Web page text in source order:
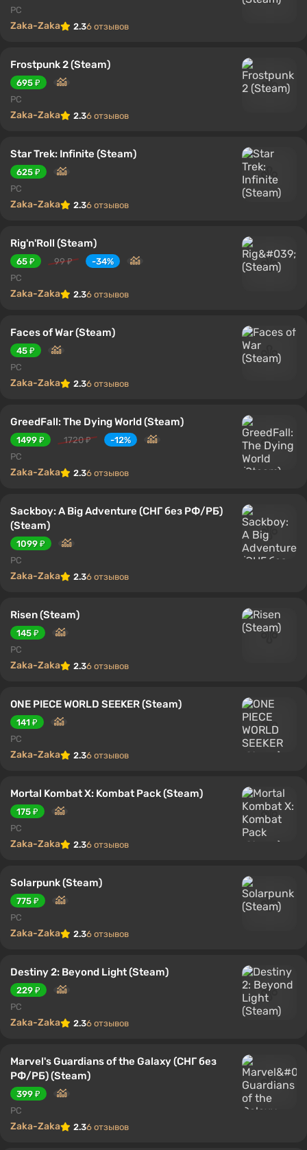
PC
Zaka-Zaka 2.36 отзывов
Frostpunk 2 (Steam)
695 ₽
PC
Zaka-Zaka 2.36 отзывов
Star Trek: Infinite (Steam)
625 ₽
PC
Zaka-Zaka 2.36 отзывов
Rig'n'Roll (Steam)
65 ₽ 99 ₽
-34%
PC
Zaka-Zaka 2.36 отзывов
Faces of War (Steam)
45 ₽
PC
Zaka-Zaka 2.36 отзывов
GreedFall: The Dying World (Steam)
1499 ₽ 1720 ₽
-12%
PC
Zaka-Zaka 2.36 отзывов
Sackboy: A Big Adventure (СНГ без РФ/РБ)
(Steam)
1099 ₽
PC
Zaka-Zaka 2.36 отзывов
Risen (Steam)
145 ₽
PC
Zaka-Zaka 2.36 отзывов
ONE PIECE WORLD SEEKER (Steam)
141 ₽
PC
Zaka-Zaka 2.36 отзывов
Mortal Kombat X: Kombat Pack (Steam)
175 ₽
PC
Zaka-Zaka 2.36 отзывов
Solarpunk (Steam)
775 ₽
PC
Zaka-Zaka 2.36 отзывов
Destiny 2: Beyond Light (Steam)
229 ₽
PC
Zaka-Zaka 2.36 отзывов
Marvel's Guardians of the Galaxy (СНГ без
РФ/РБ) (Steam)
399 ₽
PC
Zaka-Zaka 2.36 отзывов